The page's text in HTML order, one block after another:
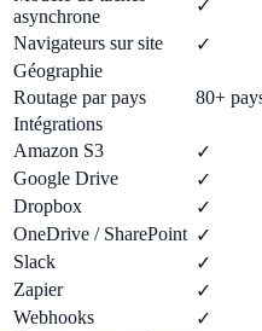
asynchrone
✓
Navigateurs sur site
✓
Géographie
Routage par pays
80+
Intégrations
Amazon S3
✓
Google Drive
✓
Dropbox
✓
OneDrive / SharePoint ✓
Slack
✓
Zapier
✓
Webhooks
✓